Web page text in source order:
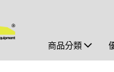
商品分類